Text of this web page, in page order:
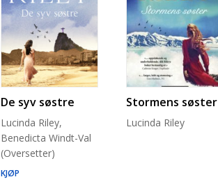
De syv søstre
Lucinda Riley,
Benedicta Windt-Val
(Oversetter)
KJØP
Stormens søster
Lucinda Riley